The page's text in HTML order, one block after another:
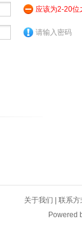
应该为2-20位
请输入密码
关于我们
联系方
Powered